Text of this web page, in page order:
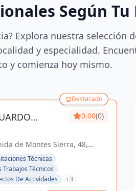
Según Tu
Explora nuestra selección
y especialidad.
y comienza hoy mismo.
Destacado
0.00(0)
de Montes Sierra, 48,
Planta 1ª. MóduloTécnicas
Trabajos Técnicos
De Actividades
+3